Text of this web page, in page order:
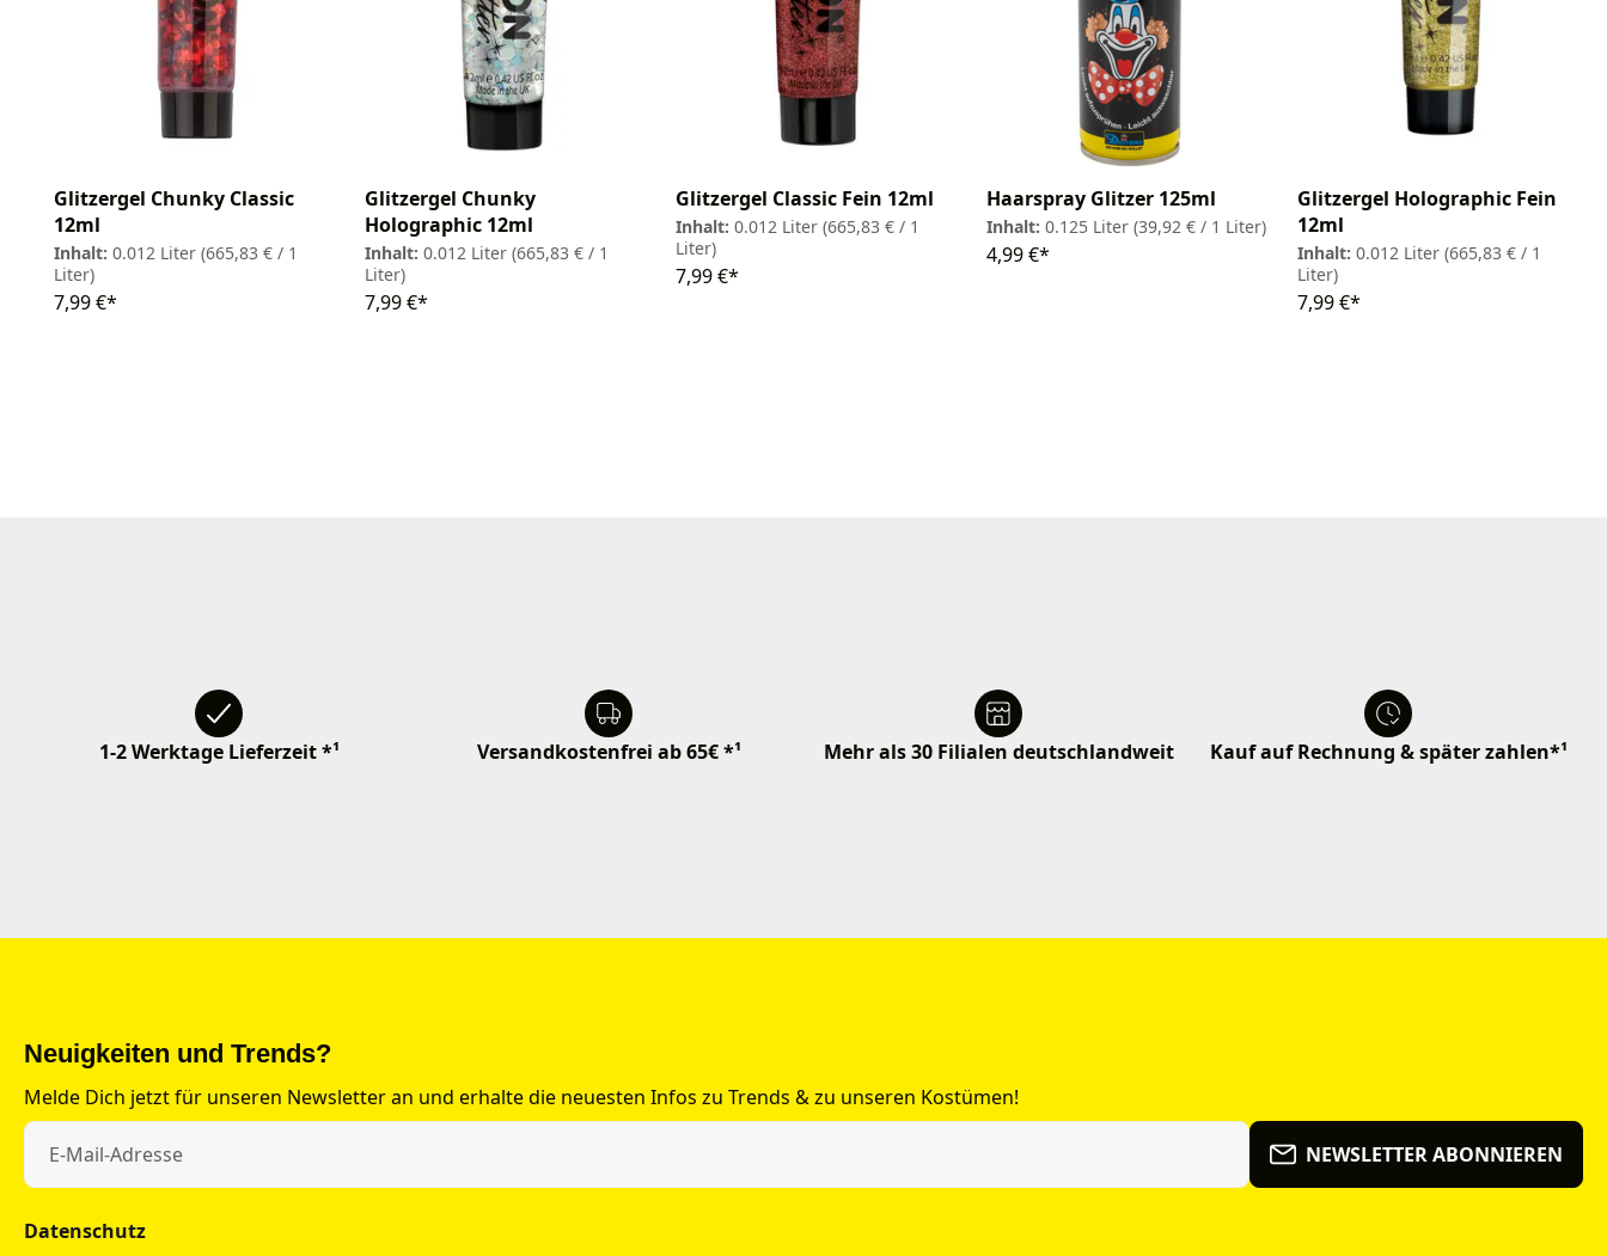
Glitzergel Chunky Classic
12ml
Inhalt: 0.012 Liter (665,83 € / 1
Liter)
7,99 €*
Glitzergel Chunky
Holographic 12ml
Inhalt: 0.012 Liter (665,83 € / 1
Liter)
7,99 €*
Glitzergel Classic Fein 12ml
Inhalt: 0.012 Liter (665,83 € / 1
Liter)
7,99 €*
Haarspray Glitzer 125ml
Inhalt: 0.125 Liter (39,92 € / 1 Liter)
4,99 €*
Glitzergel Holographic Fein
12ml
Inhalt: 0.012 Liter (665,83 € / 1
Liter)
7,99 €*
1-2 Werktage Lieferzeit *¹ Versandkostenfrei ab 65€ *¹ Mehr als 30 Filialen deutschlandweit Kauf auf Rechnung & später zahlen*¹
Neuigkeiten und Trends?
Melde Dich jetzt für unseren Newsletter an und erhalte die neuesten Infos zu Trends & zu unseren Kostümen!
NEWSLETTER ABONNIEREN
Datenschutz